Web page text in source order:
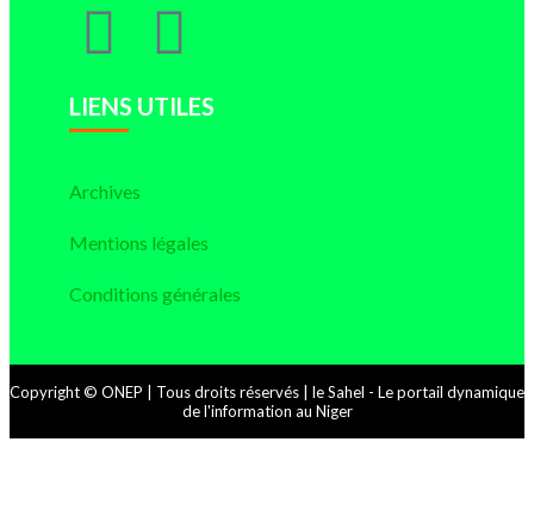
LIENS UTILES
Archives
Mentions légales
Conditions générales
Copyright © ONEP | Tous droits réservés | le Sahel - Le portail dynamique
de l'information au Niger